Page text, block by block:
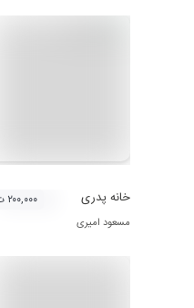
خانه پدری
مسعود امیری
۲۰۰,۰۰۰ ت